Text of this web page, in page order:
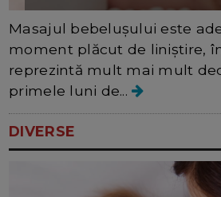
Masajul bebelușului este
moment plăcut de liniștire,
reprezintă mult mai mult
primele luni de...
DIVERSE